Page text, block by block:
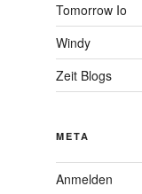
Tomorrow Io
Windy
Zeit Blogs
META
Anmelden